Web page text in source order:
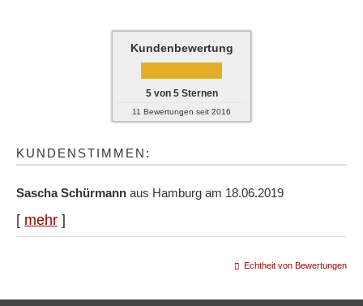
Kundenbewertung
5von 5Sternen
11 Bewertungen seit 2016
KUNDENSTIMMEN:
Sascha Schürmann aus Hamburg am 18.06.2019
[ mehr ]
Echtheit von Bewertungen